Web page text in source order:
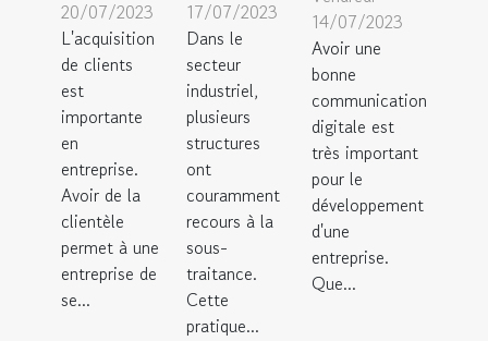
20/07/2023
L'acquisition
de clients
est
importante
en
entreprise.
Avoir de la
clientèle
permet à une
entreprise de
se...
17/07/2023
Dans le
secteur
industriel,
plusieurs
structures
ont
couramment
recours à la
sous-
traitance.
Cette
pratique...
14/07/2023
Avoir une
bonne
communication
digitale est
très important
pour le
développement
d'une
entreprise.
Que...